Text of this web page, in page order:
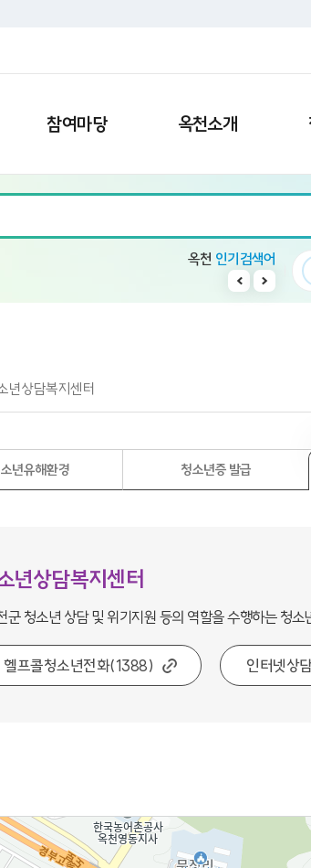
참여마당 옥천소개
옥천 인기검색어
민생지원금
년상담복지센터
년유해환경 청소년증 발급
년상담복지센터
군 청소년 상담 및 위기지원 등의 역할을 수행하는 청소
헬프콜청소년전화(1388) 인터넷상